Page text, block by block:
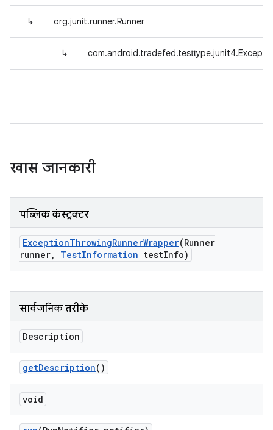
↳ org.junit.runner.Runner
↳
खास जानकारी
पब्लिक कंस्ट्रक्टर
ExceptionThrowingRunnerWrapper(Runner
runner, TestInformation testInfo)
सार्वजनिक तरीके
Description
getDescription()
void